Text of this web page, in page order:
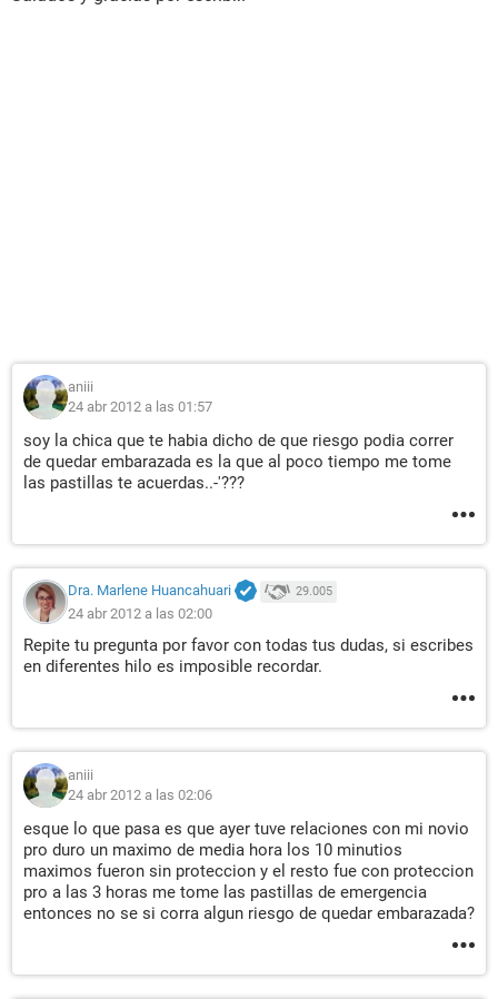
aniii
24 abr 2012 a las 01:57
soy la chica que te habia dicho de que riesgo podia correr
de quedar embarazada es la que al poco tiempo me tome
las pastillas te acuerdas..-'???
Dra. Marlene Huancahuari 29.005
24 abr 2012 a las 02:00
Repite tu pregunta por favor con todas tus dudas, si escribes
en diferentes hilo es imposible recordar.
aniii
24 abr 2012 a las 02:06
esque lo que pasa es que ayer tuve relaciones con mi novio
pro duro un maximo de media hora los 10 minutios
maximos fueron sin proteccion y el resto fue con proteccion
pro a las 3 horas me tome las pastillas de emergencia
entonces no se si corra algun riesgo de quedar embarazada?